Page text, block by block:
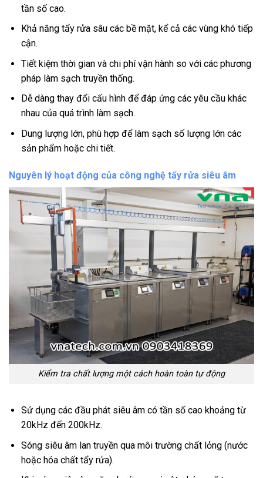
tần số cao.
Khả năng tẩy rửa sâu các bề mặt, kể cả các vùng khó tiếp
cận.
Tiết kiệm thời gian và chi phí vận hành so với các phương
pháp làm sạch truyền thống.
Dễ dàng thay đổi cấu hình để đáp ứng các yêu cầu khác
nhau của quá trình làm sạch.
Dung lượng lớn, phù hợp để làm sạch số lượng lớn các
sản phẩm hoặc chi tiết.
Nguyên lý hoạt động của công nghệ tẩy rửa siêu âm
Kiểm tra chất lượng một cách hoàn toàn tự động
Sử dụng các đầu phát siêu âm có tần số cao khoảng từ
20kHz đến 200kHz.
Sóng siêu âm lan truyền qua môi trường chất lỏng (nước
hoặc hóa chất tẩy rửa).